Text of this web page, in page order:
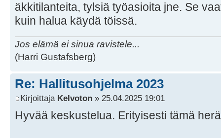
äkkitilanteita, tylsiä työasioita jne. Se
kuin halua käydä töissä.
Jos elämä ei sinua ravistele...
(Harri Gustafsberg)
Re: Hallitusohjelma 2023
Kirjoittaja Kelvoton » 25.04.2025 19:01
Hyvää keskustelua. Erityisesti tämä